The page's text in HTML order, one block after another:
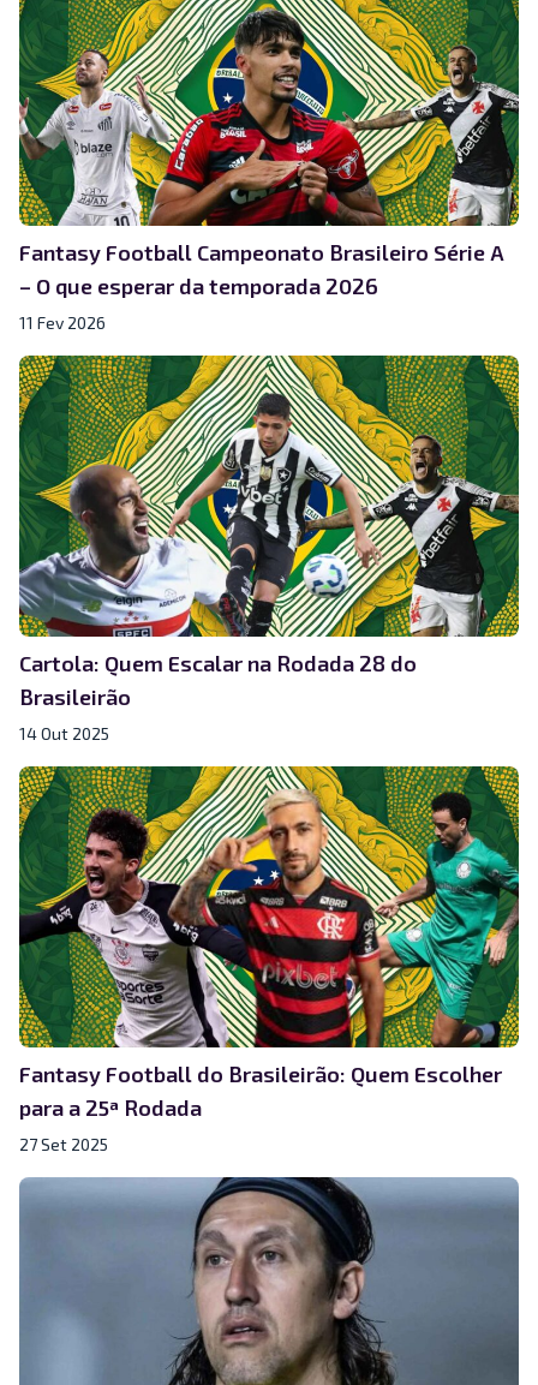
Fantasy Football Campeonato Brasileiro Série A
– O que esperar da temporada 2026
11 Fev 2026
Cartola: Quem Escalar na Rodada 28 do
Brasileirão
14 Out 2025
Fantasy Football do Brasileirão: Quem Escolher
para a 25ª Rodada
27 Set 2025